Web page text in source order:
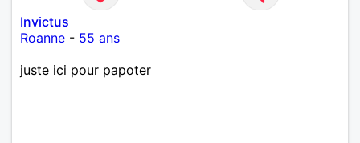
Invictus
Roanne - 55 ans
juste ici pour papoter